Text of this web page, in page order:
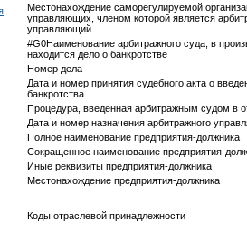
Местонахождение саморегулируемой
управляющих, членом которой является
управляющий
#G0Наименование арбитражного суда, в
находится дело о банкротстве
Номер дела
Дата и номер принятия судебного акта о
банкротства
Процедура, введенная арбитражным судом в
Дата и номер назначения арбитражного
Полное наименование предприятия-должника
Сокращенное наименование предприятия-
Иные реквизиты предприятия-должника
Местонахождение предприятия-должника
Коды отраслевой принадлежности